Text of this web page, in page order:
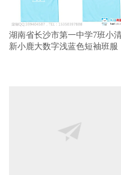
新小鹿大数字浅蓝色短袖班服